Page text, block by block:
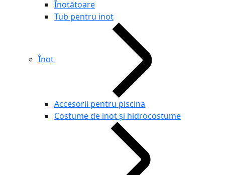
Înotătoare
Tub pentru inot
Înot
Accesorii pentru piscina
Costume de inot și hidrocostume